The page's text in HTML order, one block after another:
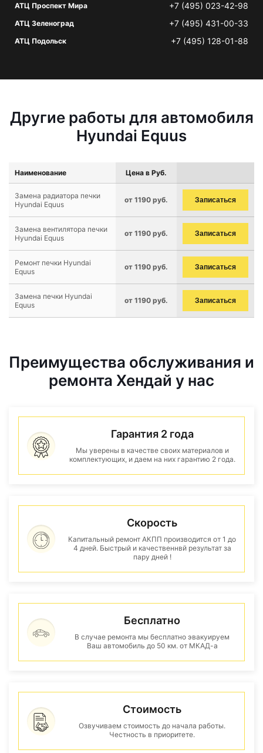
АТЦ Проспект Мира +7 (495) 023-42-98
АТЦ Зеленоград +7 (495) 431-00-33
АТЦ Подольск +7 (495) 128-01-88
Другие работы для автомобиля
Hyundai Equus
Наименование Цена в Руб.
Замена радиатора печки
Hyundai Equus
от 1190 руб. Записаться
Замена вентилятора печки
Hyundai Equus
от 1190 руб. Записаться
Ремонт печки Hyundai
Equus
от 1190 руб. Записаться
Замена печки Hyundai
Equus
от 1190 руб. Записаться
Преимущества обслуживания и
ремонта Хендай у нас
Гарантия 2 года
Мы уверены в качестве своих материалов и
комплектующих, и даем на них гарантию 2 года.
Скорость
Капитальный ремонт АКПП производится от 1 до
4 дней. Быстрый и качественнвй результат за
пару дней !
Бесплатно
В случае ремонта мы бесплатно эвакуируем
Ваш автомобиль до 50 км. от МКАД-а
Стоимость
Озвучиваем стоимость до начала работы.
Честность в приоритете.